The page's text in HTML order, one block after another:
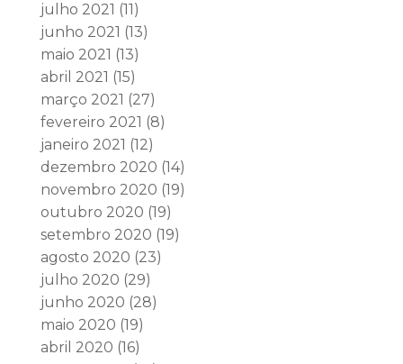
julho 2021 (11)
junho 2021 (13)
maio 2021 (13)
abril 2021 (15)
março 2021 (27)
fevereiro 2021 (8)
janeiro 2021 (12)
dezembro 2020 (14)
novembro 2020 (19)
outubro 2020 (19)
setembro 2020 (19)
agosto 2020 (23)
julho 2020 (29)
junho 2020 (28)
maio 2020 (19)
abril 2020 (16)